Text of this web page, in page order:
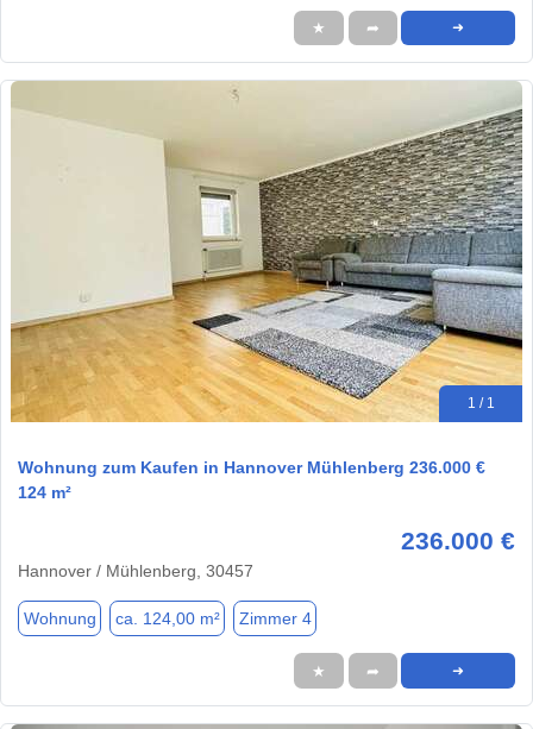
★ ➦ ➜
1 / 1
Wohnung zum Kaufen in Hannover Mühlenberg 236.000 €
124 m²
236.000 €
Hannover / Mühlenberg, 30457
Wohnung ca. 124,00 m² Zimmer 4
★ ➦ ➜